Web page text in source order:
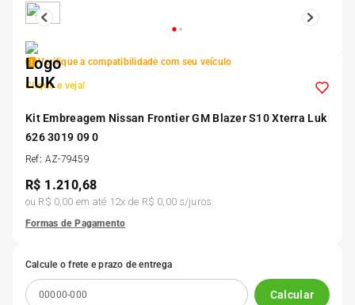
Verifique a compatibilidade com seu veículo
Clique e veja!
Kit Embreagem Nissan Frontier GM Blazer S10 Xterra Luk
626 3019 09 0
Ref: AZ-79459
R$ 1.210,68
ou R$ 0,00 em até 12x de R$ 0,00s/juros
Formas de Pagamento
Calcule o frete e prazo de entrega
Calcular
5º
6º
7º 185 65r15
8 º
10º Pneu